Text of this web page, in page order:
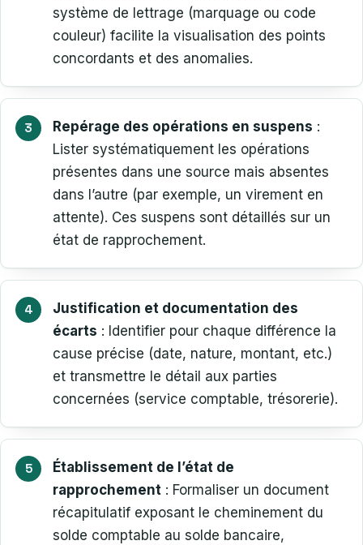
système de lettrage (marquage ou code
couleur) facilite la visualisation des points
concordants et des anomalies.
Repérage des opérations en suspens :
Lister systématiquement les opérations
présentes dans une source mais absentes
dans l’autre (par exemple, un virement en
attente). Ces suspens sont détaillés sur un
état de rapprochement.
Justification et documentation des
écarts : Identifier pour chaque différence la
cause précise (date, nature, montant, etc.)
et transmettre le détail aux parties
concernées (service comptable, trésorerie).
Établissement de l’état de
rapprochement : Formaliser un document
récapitulatif exposant le cheminement du
solde comptable au solde bancaire,